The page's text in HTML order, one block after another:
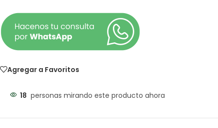
Agregar a Favoritos
18 personas mirando este producto ahora